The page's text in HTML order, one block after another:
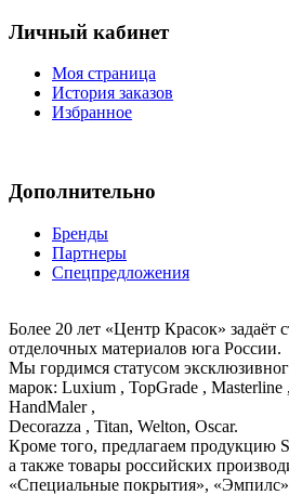
Личный кабинет
Моя страница
История заказов
Избранное
Дополнительно
Бренды
Партнеры
Спецпредложения
Более 20 лет «Центр Красок» задаёт
отделочных материалов юга России.
Мы гордимся статусом
марок: Luxium , TopGrade , Masterline
HandMaler ,
Decorazza , Titan, Welton, Oscar.
Кроме того, предлагаем продукцию
а также товары российских
«Специальные покрытия»,